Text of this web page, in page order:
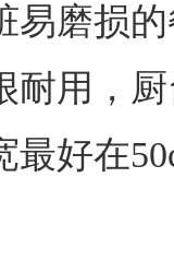
易磨损
耐用，
最好在